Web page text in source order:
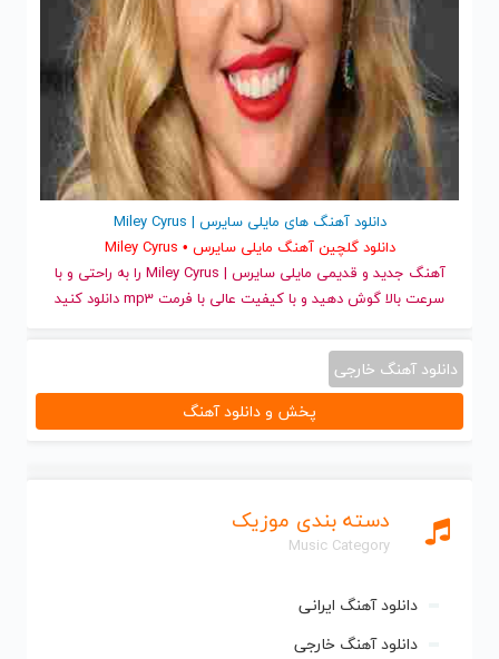
دسته بندی موزیک
Music Category
دانلود آهنگ ایرانی
دانلود آهنگ خارجی
دانلود آهنگ های مایلی سایرس | Miley Cyrus
دانلود گلچین آهنگ مایلی سایرس • Miley Cyrus
آهنگ جدید
و قدیمی مایلی سایرس | Miley Cyrus را به راحتی و با
سرعت بالا گوش دهید و با کیفیت عالی با فرمت mp3 دانلود کنید
دانلود آهنگ خارجی
پخش و دانلود آهنگ